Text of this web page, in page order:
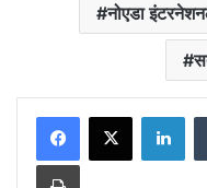
नोएडा
Print